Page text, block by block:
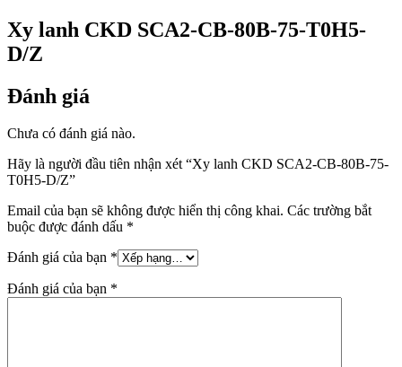
Xy lanh CKD SCA2-CB-80B-75-T0H5-
D/Z
Đánh giá
Chưa có đánh giá nào.
Hãy là người đầu tiên nhận xét “Xy lanh CKD SCA2-CB-80B-75-
T0H5-D/Z”
Email của bạn sẽ không được hiển thị công khai. Các trường bắt
buộc được đánh dấu *
Đánh giá của bạn *
Đánh giá của bạn *